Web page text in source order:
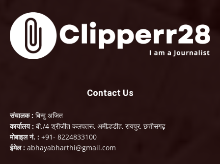
Contact Us
संचालक : बिन्दु अजित
कार्यालय : बी./4 श्रीजीत कलपतरू, अमील्हडीह, रायपुर, छत्तीसगढ़
मोबाइल नं. : +91- 8224833100
ईमेल : abhayabharthi@gmail.com